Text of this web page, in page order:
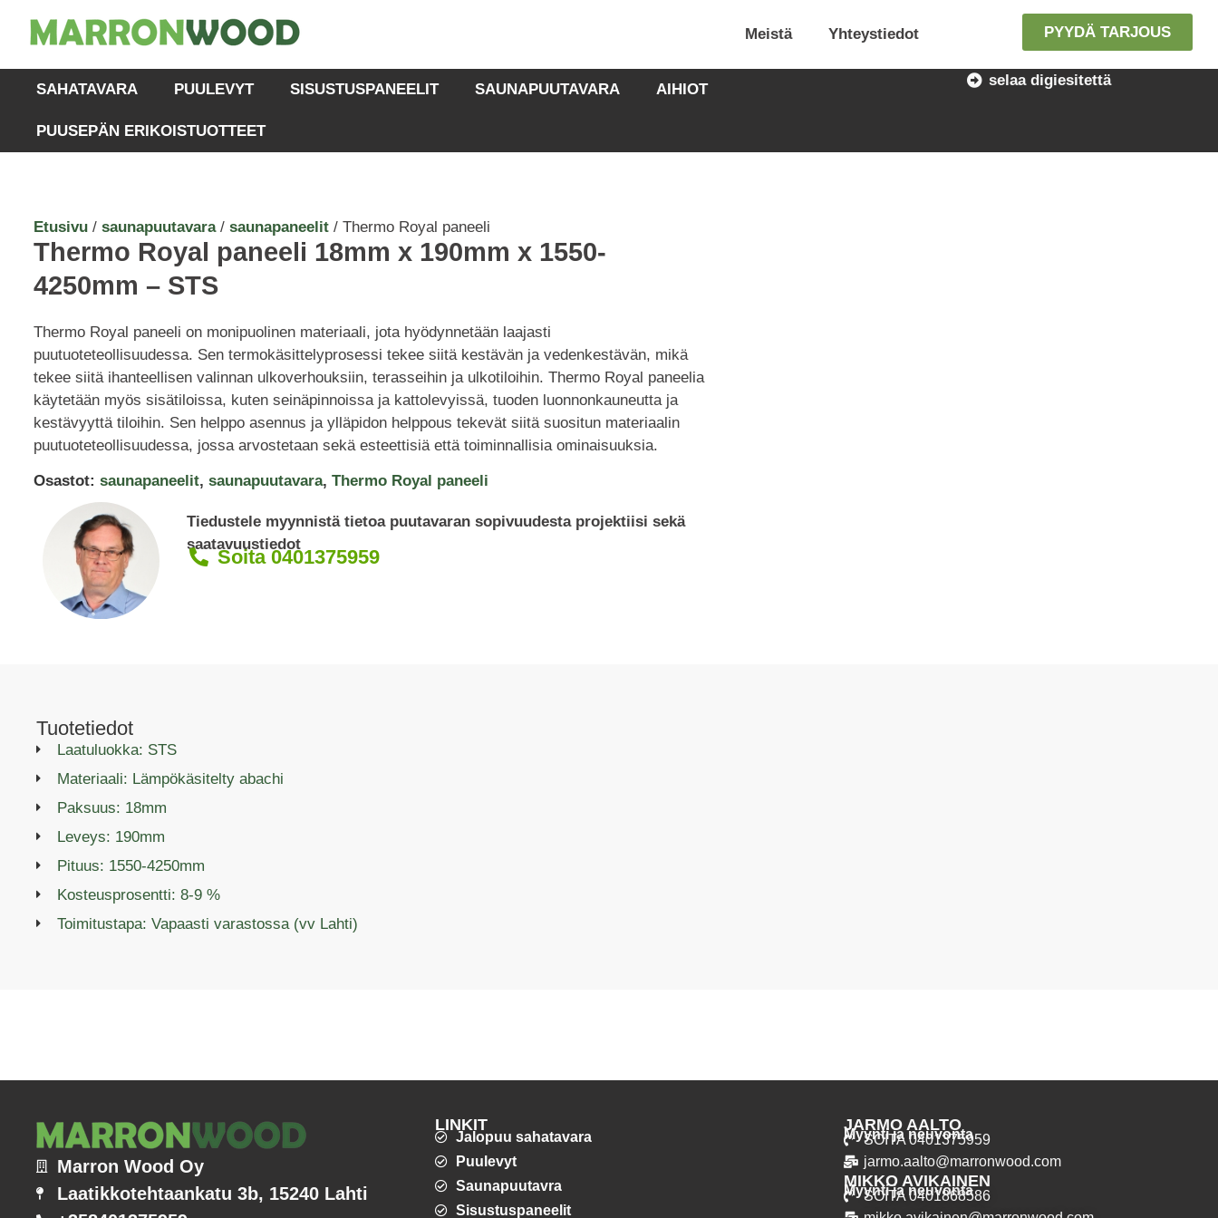
Meistä Yhteystiedot PYYDÄ TARJOUS
selaa digiesitettä
SAHATAVARA PUULEVYT SISUSTUSPANEELIT SAUNAPUUTAVARA AIHIOT
PUUSEPÄN ERIKOISTUOTTEET
Etusivu / saunapuutavara/ saunapaneelit / Thermo Royal paneeli
Thermo Royal paneeli 18mm x 190mm x 1550-
4250mm – STS
Thermo Royal paneeli on monipuolinen materiaali, jota hyödynnetään laajasti
puutuoteteollisuudessa. Sen termokäsittelyprosessi tekee siitä kestävän ja vedenkestävän, mikä
tekee siitä ihanteellisen valinnan ulkoverhouksiin, terasseihin ja ulkotiloihin. Thermo Royal paneelia
käytetään myös sisätiloissa, kuten seinäpinnoissa ja kattolevyissä, tuoden luonnonkauneutta ja
kestävyyttä tiloihin. Sen helppo asennus ja ylläpidon helppous tekevät siitä suositun materiaalin
puutuoteteollisuudessa, jossa arvostetaan sekä esteettisiä että toiminnallisia ominaisuuksia.
Osastot: saunapaneelit, saunapuutavara, Thermo Royal paneeli
Tiedustele myynnistä tietoa puutavaran sopivuudesta projektiisi sekä
saatavuustiedot
Soita 0401375959
Tuotetiedot
Laatuluokka: STS
Materiaali: Lämpökäsitelty abachi
Paksuus: 18mm
Leveys: 190mm
Pituus: 1550-4250mm
Kosteusprosentti: 8-9 %
Toimitustapa: Vapaasti varastossa (vv Lahti)
Marron Wood Oy
Laatikkotehtaankatu 3b, 15240 Lahti
LINKIT
Jalopuu sahatavara
Puulevyt
Saunapuutavra
Sisustuspaneelit
JARMO AALTO
Myynti ja neuvonta
SOITA 0401375959
jarmo.aalto@marronwood.com
MIKKO AVIKAINEN
Myynti ja neuvonta
SOITA 0401868586